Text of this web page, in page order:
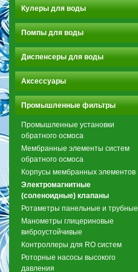
Кулеры для воды
Помпы для воды
Диспенсеры для воды
Аксессуары
Промышленные фильтры
Промышленные установки
обратного осмоса
Мембранные элементы систем
обратного осмоса
Корпусы мембранных элементов
Электромагнитные
(соленоидные) клапаны
Ротаметры панельные и трубные
Манометры глицериновые
виброустойчивые
Контроллеры для RO систем
Роторные насосы высокого
давления